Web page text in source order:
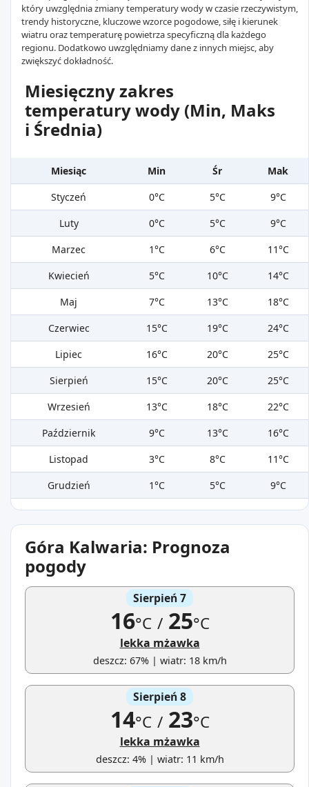
który uwzględnia zmiany temperatury wody w czasie rzeczywistym,
trendy historyczne, kluczowe wzorce pogodowe, siłę i kierunek
wiatru oraz temperaturę powietrza specyficzną dla każdego
regionu. Dodatkowo uwzględniamy dane z innych miejsc, aby
zwiększyć dokładność.
Miesięczny zakres
temperatury wody (Min, Maks
i Średnia)
Miesiąc Min Śr
Mak
Styczeń
0°C 5°C
9°C
Luty
0°C 5°C
9°C
Marzec
1°C 6°C
11°C
Kwiecień
5°C 10°C
14°C
Maj
7°C 13°C
18°C
Czerwiec
15°C 19°C
24°C
Lipiec
16°C 20°C
25°C
Sierpień
15°C 20°C
25°C
Wrzesień
13°C 18°C
22°C
Październik
9°C 13°C
16°C
Listopad
3°C 8°C
11°C
Grudzień
1°C 5°C 9°C
Góra Kalwaria: Prognoza
pogody
Sierpień 7
16°C /25°C
lekka mżawka
deszcz: 67% | wiatr: 18 km/h
Sierpień 8
14°C /23°C
lekka mżawka
deszcz: 4% | wiatr: 11 km/h